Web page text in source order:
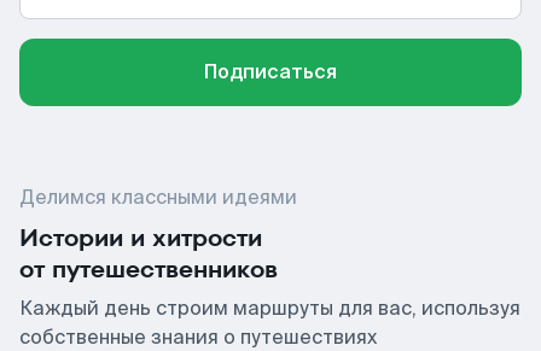
Подписаться
Делимся классными идеями
Истории и хитрости
от путешественников
Каждый день строим маршруты для вас, используя
собственные знания о путешествиях